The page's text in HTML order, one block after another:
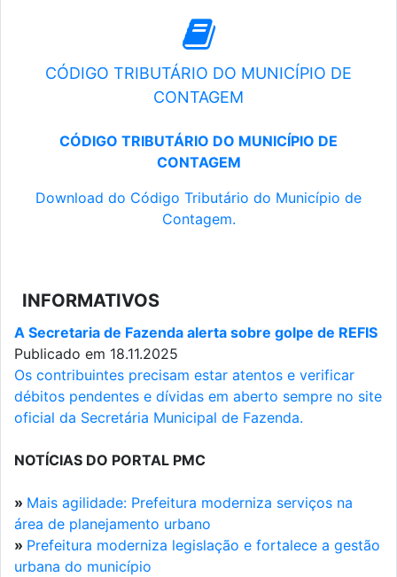
CÓDIGO TRIBUTÁRIO DO MUNICÍPIO DE
CONTAGEM
CÓDIGO TRIBUTÁRIO DO MUNICÍPIO DE
CONTAGEM
Download do Código Tributário do Município de
Contagem.
INFORMATIVOS
A Secretaria de Fazenda alerta sobre golpe de REFIS
Publicado em 18.11.2025
Os contribuintes precisam estar atentos e verificar
débitos pendentes e dívidas em aberto sempre no site
oficial da Secretária Municipal de Fazenda.
NOTÍCIAS DO PORTAL PMC
» Mais agilidade: Prefeitura moderniza serviços na
área de planejamento urbano
» Prefeitura moderniza legislação e fortalece a gestão
urbana do município